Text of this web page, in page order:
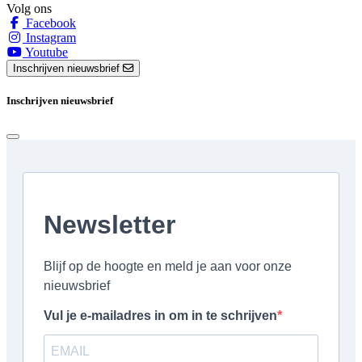
Volg ons
Facebook
Instagram
Youtube
Inschrijven nieuwsbrief
Inschrijven nieuwsbrief